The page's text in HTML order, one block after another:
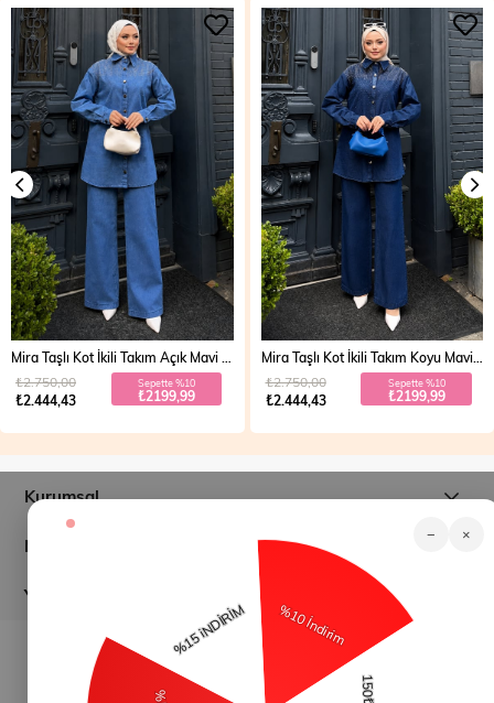
₺2.444,43
₺2.750,00 Sepette %10
₺2199,99
Mira Taşlı Kot İkili Takım Koyu Mavi 19286
₺2.444,43
₺2.750,00 Sepette %10
₺2199,99
Kurumsal
Müşteri İlişkileri
Yardım
modamihram.com - Tüm Hakları Saklıdır.
− ×